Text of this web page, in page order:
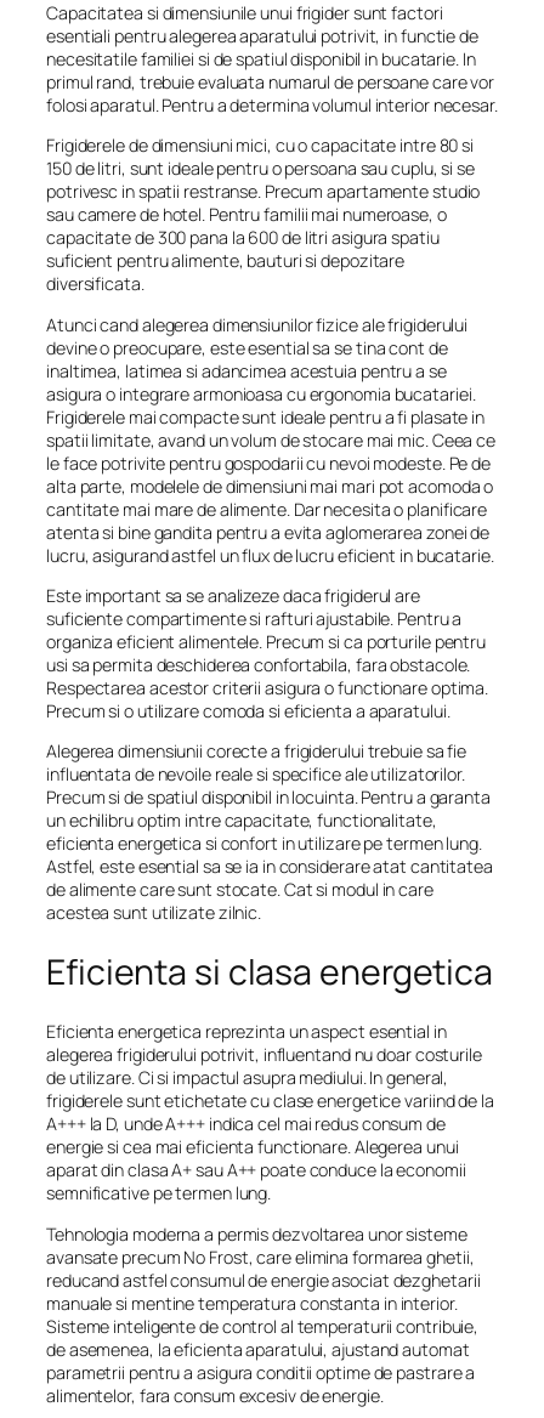
Capacitatea si dimensiunile unui frigider sunt factori
esentiali pentru alegerea aparatului potrivit, in functie de
necesitatile familiei si de spatiul disponibil in bucatarie. In
primul rand, trebuie evaluata numarul de persoane care vor
folosi aparatul. Pentru a determina volumul interior necesar.
Frigiderele de dimensiuni mici, cu o capacitate intre 80 si
150 de litri, sunt ideale pentru o persoana sau cuplu, si se
potrivesc in spatii restranse. Precum apartamente studio
sau camere de hotel. Pentru familii mai numeroase, o
capacitate de 300 pana la 600 de litri asigura spatiu
suficient pentru alimente, bauturi si depozitare
diversificata.
Atunci cand alegerea dimensiunilor fizice ale frigiderului
devine o preocupare, este esential sa se tina cont de
inaltimea, latimea si adancimea acestuia pentru a se
asigura o integrare armonioasa cu ergonomia bucatariei.
Frigiderele mai compacte sunt ideale pentru a fi plasate in
spatii limitate, avand un volum de stocare mai mic. Ceea ce
le face potrivite pentru gospodarii cu nevoi modeste. Pe de
alta parte, modelele de dimensiuni mai mari pot acomoda o
cantitate mai mare de alimente. Dar necesita o planificare
atenta si bine gandita pentru a evita aglomerarea zonei de
lucru, asigurand astfel un flux de lucru eficient in bucatarie.
Este important sa se analizeze daca frigiderul are
suficiente compartimente si rafturi ajustabile. Pentru a
organiza eficient alimentele. Precum si ca porturile pentru
usi sa permita deschiderea confortabila, fara obstacole.
Respectarea acestor criterii asigura o functionare optima.
Precum si o utilizare comoda si eficienta a aparatului.
Alegerea dimensiunii corecte a frigiderului trebuie sa fie
influentata de nevoile reale si specifice ale utilizatorilor.
Precum si de spatiul disponibil in locuinta. Pentru a garanta
un echilibru optim intre capacitate, functionalitate,
eficienta energetica si confort in utilizare pe termen lung.
Astfel, este esential sa se ia in considerare atat cantitatea
de alimente care sunt stocate. Cat si modul in care
acestea sunt utilizate zilnic.
Eficienta si clasa energetica
Eficienta energetica reprezinta un aspect esential in
alegerea frigiderului potrivit, influentand nu doar costurile
de utilizare. Ci si impactul asupra mediului. In general,
frigiderele sunt etichetate cu clase energetice variind de la
A+++ la D, unde A+++ indica cel mai redus consum de
energie si cea mai eficienta functionare. Alegerea unui
aparat din clasa A+ sau A++ poate conduce la economii
semnificative pe termen lung.
Tehnologia moderna a permis dezvoltarea unor sisteme
avansate precum No Frost, care elimina formarea ghetii,
reducand astfel consumul de energie asociat dezghetarii
manuale si mentine temperatura constanta in interior.
Sisteme inteligente de control al temperaturii contribuie,
de asemenea, la eficienta aparatului, ajustand automat
parametrii pentru a asigura conditii optime de pastrare a
alimentelor, fara consum excesiv de energie.